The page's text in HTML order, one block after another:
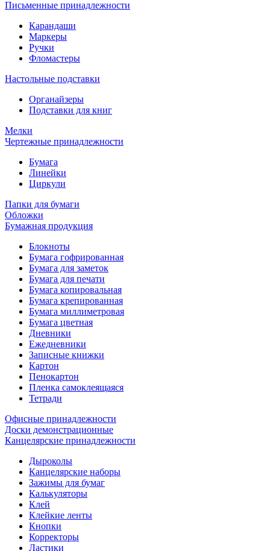
Письменные принадлежности
Карандаши
Маркеры
Ручки
Фломастеры
Настольные подставки
Органайзеры
Подставки для книг
Мелки
Чертежные принадлежности
Бумага
Линейки
Циркули
Папки для бумаги
Обложки
Бумажная продукция
Блокноты
Бумага гофрированная
Бумага для заметок
Бумага для печати
Бумага копировальная
Бумага крепированная
Бумага миллиметровая
Бумага цветная
Дневники
Ежедневники
Записные книжки
Картон
Пенокартон
Пленка самоклеящаяся
Тетради
Офисные принадлежности
Доски демонстрационные
Канцелярские принадлежности
Дыроколы
Канцелярские наборы
Зажимы для бумаг
Калькуляторы
Клей
Клейкие ленты
Кнопки
Корректоры
Ластики